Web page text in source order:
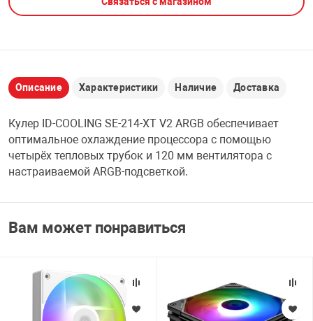
USB ХАБЫ
CARD RIDER
Описание Характеристики Наличие Доставка
Кулер ID-COOLING SE-214-XT V2 ARGB обеспечивает
оптимальное охлаждение процессора с помощью
четырёх тепловых трубок и 120 мм вентилятора с
настраиваемой ARGB-подсветкой.
Вам может понравиться